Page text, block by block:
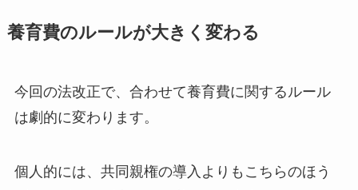
養育費のルールが大きく変わる
今回の法改正で、合わせて養育費に関するルール
は劇的に変わります。
個人的には、共同親権の導入よりもこちらのほう